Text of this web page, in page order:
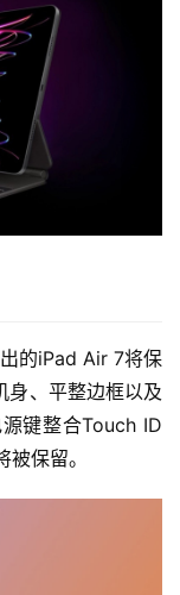
的iPad Air 7将保
身、平整边框以及
键整合Touch ID
保留。